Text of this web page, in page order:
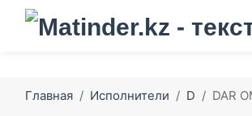
Главная Исполнители D DAR